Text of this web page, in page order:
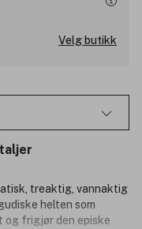
Velg butikk
treaktig, vannaktig
helten som
og frigjør den episke